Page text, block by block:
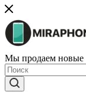
Мы продаем новые